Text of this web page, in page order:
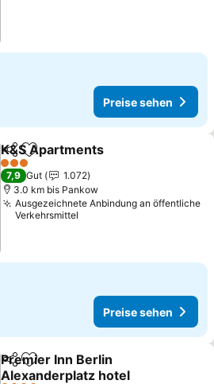
Preise sehen
TeilenZu Favoriten hinzufügen
K&S Apartments
3 Sterne
7,9 Gut
1.072
3.0 km bis Pankow
Ausgezeichnete Anbindung an öffentliche
Verkehrsmittel
Preise sehen
TeilenZu Favoriten hinzufügen
Premier Inn Berlin
Alexanderplatz hotel